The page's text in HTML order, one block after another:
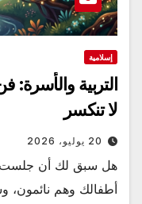
إسلامية
التربية والأسرة:
لا تنكسر
20 يوليو، 2026
هل سبق لك أن
أطفالك وهم